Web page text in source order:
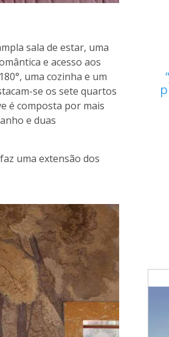
sala de estar, uma
e acesso aos
uma cozinha e um
se os sete quartos
é composta por mais
e duas
uma extensão dos